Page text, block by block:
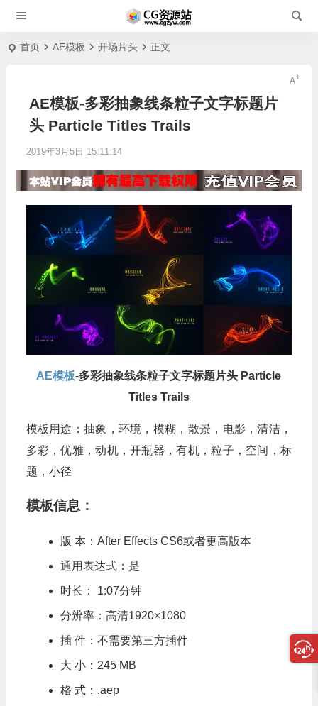
首页 AE模板 开场片头 正文
AE模板-多彩抽象线条粒子文字标题片
头 Particle Titles Trails
2019年3月5日 15:11:14
AE模板-多彩抽象线条粒子文字标题片头 Particle
Titles Trails
模板用途：抽象，环境，模糊，散景，电影，清洁，
多彩，优雅，动机，开瓶器，有机，粒子，空间，标
题，小径
模板信息：
版 本：After Effects CS6或者更高版本
通用表达式：是
时长： 1:07分钟
分辨率：高清1920×1080
插 件：不需要第三方插件
大 小：245 MB
格 式：.aep